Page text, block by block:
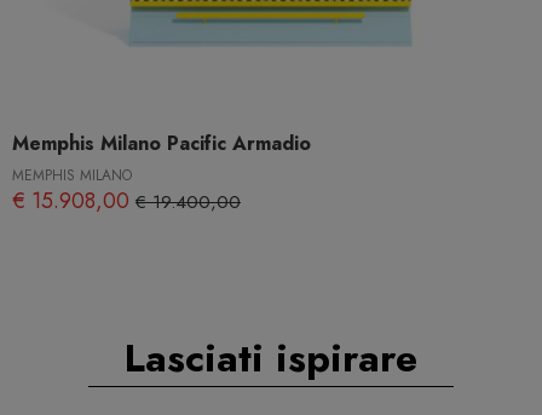
Memphis Milano Pacific Armadio
MEMPHIS MILANO
€ 15.908,00 € 19.400,00
Lasciati ispirare